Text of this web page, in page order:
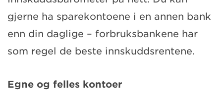
gjerne ha sparekontoene i en annen bank
enn din daglige – forbruksbankene har
som regel de beste innskuddsrentene.
Egne og felles kontoer